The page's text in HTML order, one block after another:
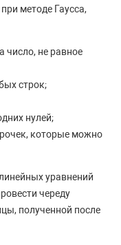
методе Гаусса,
число, не равное
строк;
нулей;
которые можно
уравнений
череду
полученной после